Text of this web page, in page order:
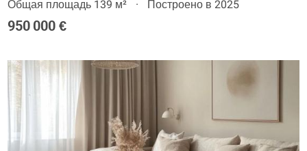
Общая площадь 139 м²
Построено в 2025
950 000 €